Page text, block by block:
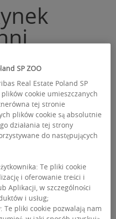
w
kw.
szybuje w górę
SP ZOO
Real Estate Poland SP
cookie umieszczanych
tej stronie
plików cookie są absolutnie
działania tej strony
do następujących
Te pliki cookie
i oferowanie treści i
Aplikacji, w szczególności
i usług;
pliki cookie pozwalają nam